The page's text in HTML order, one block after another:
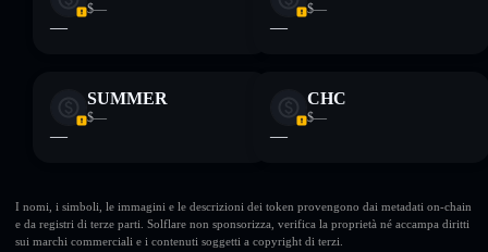
$—
—
$—
—
SUMMER
$—
—
CHC
$—
—
I nomi, i simboli, le immagini e le descrizioni dei token provengono dai metadati on-chain
e da registri di terze parti. Solflare non sponsorizza, verifica la proprietà né accampa diritti
sui marchi commerciali e i contenuti soggetti a copyright di terzi.